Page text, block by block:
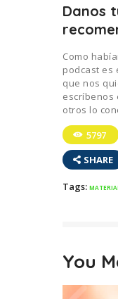
Danos
Como
podcast es
que nos
escríbenos
otros lo
5797
SHARE
Tags:
You